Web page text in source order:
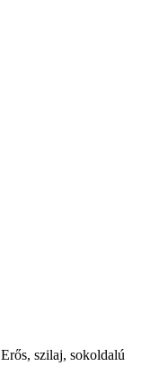
Erős, szilaj, sokoldalú